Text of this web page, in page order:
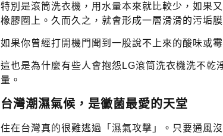
特別是滾筒洗衣機，用水量本來就比較少，如果
橡膠圈上。久而久之，就會形成一層滑滑的污垢
如果你曾經打開機門聞到一股說不上來的酸味或
這也是為什麼有些人會抱怨LG滾筒洗衣機洗不乾
量。
台灣潮濕氣候，是黴菌最愛的天堂
住在台灣真的很難逃過「濕氣攻擊」。只要通風